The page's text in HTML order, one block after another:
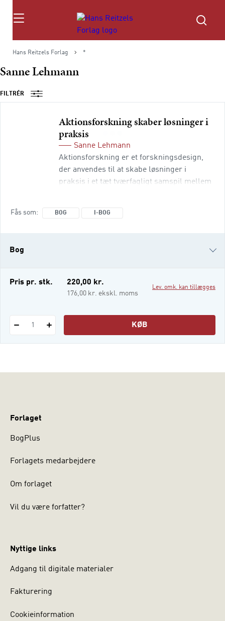
Søg
Hans Reitzels Forlag *
Sanne Lehmann
FILTRÉR
Aktionsforskning skaber løsninger i
praksis
Sanne Lehmann
Aktionsforskning er et forskningsdesign,
der anvendes til at skabe løsninger i
praksis i et tæt tværfagligt samspil mellem
anvendes i relati
Fås som BOG I-BOG
Bog
i-bog
Pris pr. stk. 220,00 kr.
176,00 kr. ekskl. moms
Lev. omk. kan tillægges
1 KØB
Forlaget
BogPlus
Forlagets medarbejdere
Om forlaget
Vil du være forfatter?
Nyttige links
Adgang til digitale materialer
Fakturering
Cookieinformation